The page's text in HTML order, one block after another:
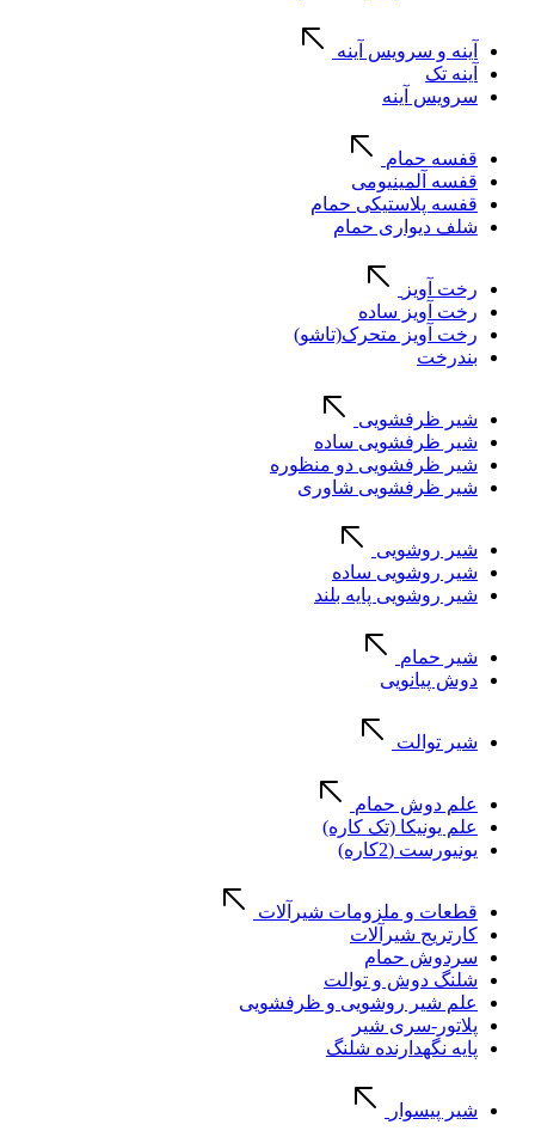
آینه و سرویس آینه
آینه تک
سرویس آینه
قفسه حمام
قفسه آلمینیومی
قفسه پلاستیکی حمام
شلف دیواری حمام
رخت آویز
رخت آویز ساده
رخت آویز متحرک(تاشو)
بندرخت
شیر ظرفشویی
شیر ظرفشویی ساده
شیر ظرفشویی دو منظوره
شیر ظرفشویی شاوری
شیر روشویی
شیر روشویی ساده
شیر روشویی پایه بلند
شیر حمام
دوش پیانویی
شیر توالت
علم دوش حمام
علم یونیکا (تک کاره)
یونیورست (2کاره)
قطعات و ملزومات شیرآلات
کارتریج شیرآلات
سردوش حمام
شلنگ دوش و توالت
علم شیر روشویی و ظرفشویی
پلاتور-سری شیر
پایه نگهدارنده شلنگ
شیر پیسوار